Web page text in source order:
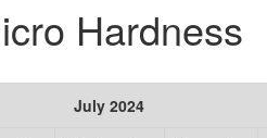
Hardness
July 2024